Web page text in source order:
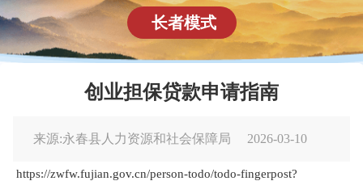
长者模式
创业担保贷款申请指南
来源:永春县人力资源和社会保障局 2026-03-10
https://zwfw.fujian.gov.cn/person-todo/todo-fingerpost?